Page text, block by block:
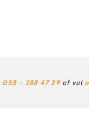
058 – 288 47 39 of vul